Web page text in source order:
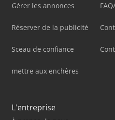
Gérer les annonces
Réserver de la publicité
Sceau de confiance
mettre aux enchères
L'entreprise